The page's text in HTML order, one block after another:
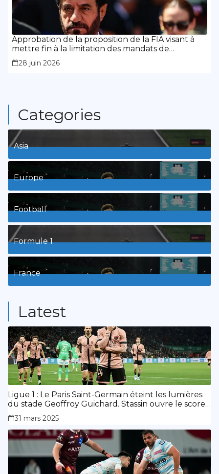
Approbation de la proposition de la FIA visant à
mettre fin à la limitation des mandats de
présidence
28 juin 2026
Categories
Asia
1Posts
Europe
3Posts
Football
8Posts
Formule 1
3Posts
France
Latest
Ligue 1 : Le Paris Saint-Germain éteint les lumières
du stade Geoffroy Guichard. Stassin ouvre le score,
doublé de Doué.
31 mars 2025